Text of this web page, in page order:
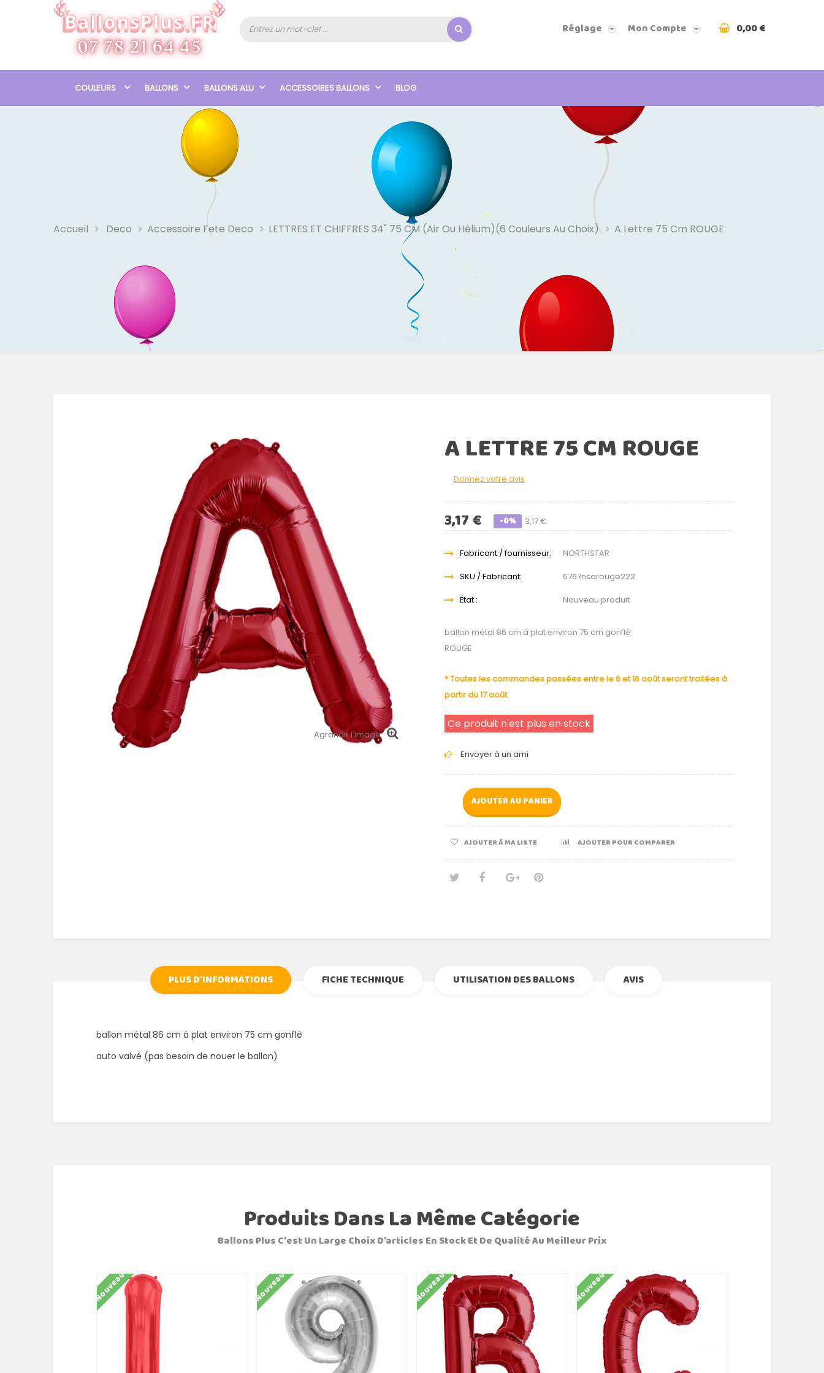
Réglage Mon Compte 0,00 €
COULEURS BALLONS BALLONS ALU ACCESSOIRES BALLONS BLOG
Accueil Deco Accessoire Fete Deco LETTRES ET CHIFFRES 34" 75 CM (air Ou Hélium)(6 Couleurs Au Choix) A Lettre 75 Cm ROUGE
Agrandir l'image
A LETTRE 75 CM ROUGE
Donnez votre avis
3,17 €
3,17 € -0%
Fabricant / fournisseur:
NORTHSTAR
SKU / Fabricant:
6767nsarouge222
État :
Nouveau produit
ballon métal 86 cm à plat environ 75 cm gonflé
ROUGE
* Toutes les commandes passées entre le 6 et 16 août seront traitées à
partir du 17 août.
Ce produit n'est plus en stock
Envoyer à un ami
AJOUTER AU PANIER
AJOUTER À MA LISTE AJOUTER POUR COMPARER
PLUS D'INFORMATIONS FICHE TECHNIQUE UTILISATION DES BALLONS AVIS
ballon métal 86 cm à plat environ 75 cm gonflé
auto valvé (pas besoin de nouer le ballon)
Produits Dans La Même Catégorie
Ballons Plus C'est Un Large Choix D'articles En Stock Et De Qualité Au Meilleur Prix
Nouveau Nouveau Nouveau Nouveau